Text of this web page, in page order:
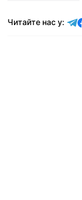
Читайте нас у: